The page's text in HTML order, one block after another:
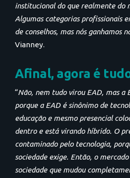
institucional do que realmente do
Algumas categorias profissionais
de conselhos, mas nós ganhamos
Vianney.
Afinal, agora é
“Não, nem tudo virou EAD, mas a
porque a EAD é sinônimo de
educação e mesmo presencial
dentro e está virando híbrido. O
contaminado pelo tecnologia,
sociedade exige. Então, o
sociedade que mudou